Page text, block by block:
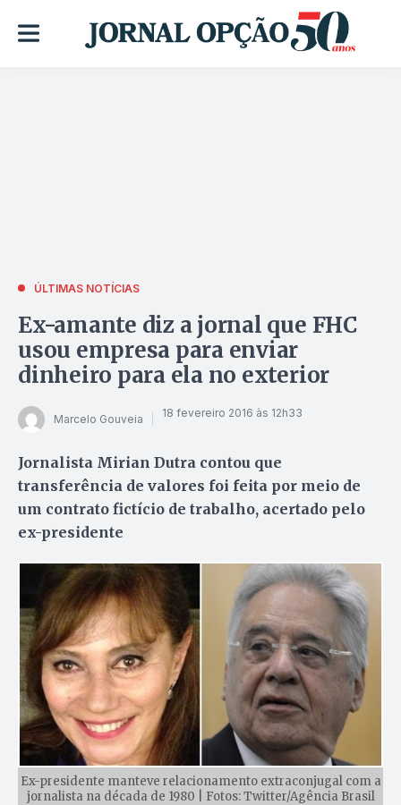
ÚLTIMAS NOTÍCIAS
Ex-amante diz a jornal que FHC
usou empresa para enviar
dinheiro para ela no exterior
Marcelo Gouveia 18 fevereiro 2016 às 12h33
Jornalista Mirian Dutra contou que
transferência de valores foi feita por meio de
um contrato fictício de trabalho, acertado pelo
ex-presidente
Ex-presidente manteve relacionamento extraconjugal com a
jornalista na década de 1980 | Fotos: Twitter/Agência Brasil